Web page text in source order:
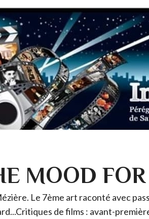
MOOD
Le 7ème art raconté avec
de films : avant-